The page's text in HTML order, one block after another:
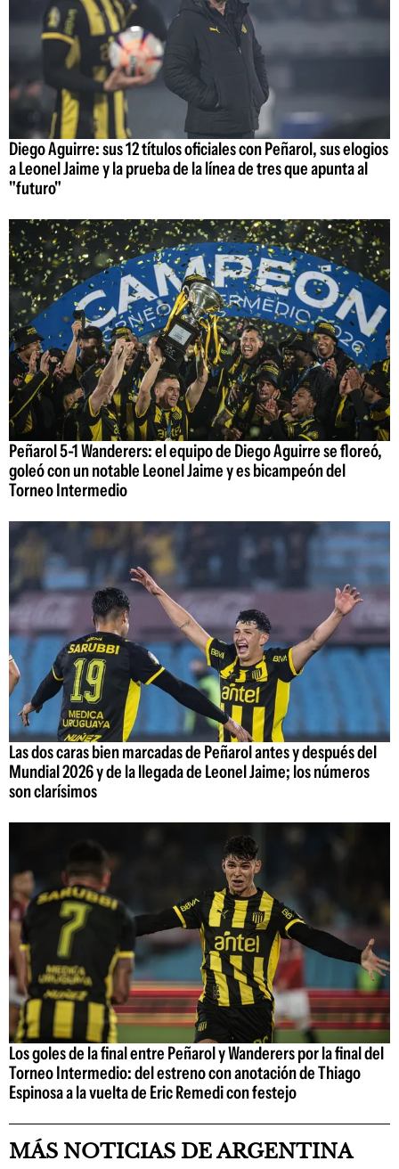
Diego Aguirre: sus 12 títulos oficiales con Peñarol, sus elogios
a Leonel Jaime y la prueba de la línea de tres que apunta al
"futuro"
Peñarol 5-1 Wanderers: el equipo de Diego Aguirre se floreó,
goleó con un notable Leonel Jaime y es bicampeón del
Torneo Intermedio
Las dos caras bien marcadas de Peñarol antes y después del
Mundial 2026 y de la llegada de Leonel Jaime; los números
son clarísimos
Los goles de la final entre Peñarol y Wanderers por la final del
Torneo Intermedio: del estreno con anotación de Thiago
Espinosa a la vuelta de Eric Remedi con festejo
MÁS NOTICIAS DE ARGENTINA